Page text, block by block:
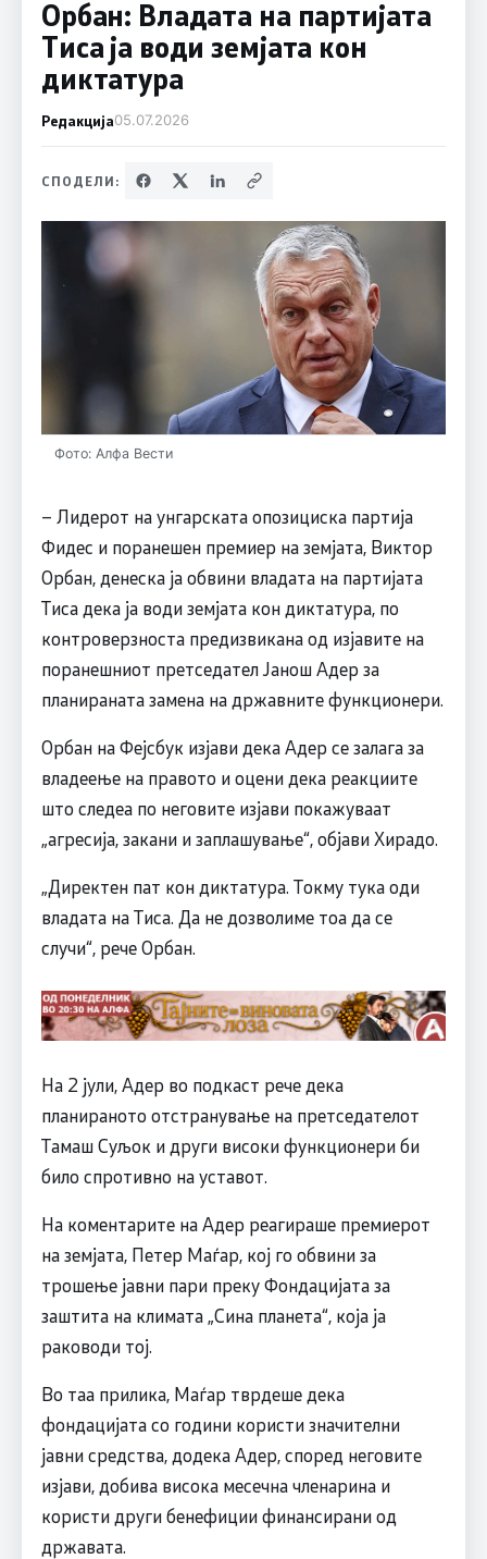
Орбан: Владата на партијата
Тиса ја води земјата кон
диктатура
Редакција05.07.2026
СПОДЕЛИ:
Фото: Алфа Вести
– Лидерот на унгарската опозициска партија
Фидес и поранешен премиер на земјата, Виктор
Орбан, денеска ја обвини владата на партијата
Тиса дека ја води земјата кон диктатура, по
контроверзноста предизвикана од изјавите на
поранешниот претседател Јанош Адер за
планираната замена на државните функционери.
Орбан на Фејсбук изјави дека Адер се залага за
владеење на правото и оцени дека реакциите
што следеа по неговите изјави покажуваат
„агресија, закани и заплашување“, објави Хирадо.
„Директен пат кон диктатура. Токму тука оди
владата на Тиса. Да не дозволиме тоа да се
случи“, рече Орбан.
На 2 јули, Адер во подкаст рече дека
планираното отстранување на претседателот
Тамаш Суљок и други високи функционери би
било спротивно на уставот.
На коментарите на Адер реагираше премиерот
на земјата, Петер Маѓар, кој го обвини за
трошење јавни пари преку Фондацијата за
заштита на климата „Сина планета“, која ја
раководи тој.
Во таа прилика, Маѓар тврдеше дека
фондацијата со години користи значителни
јавни средства, додека Адер, според неговите
изјави, добива висока месечна членарина и
користи други бенефиции финансирани од
државата.